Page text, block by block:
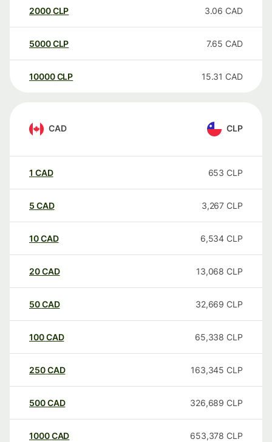
2000CLP 3.06 CAD
5000CLP 7.65 CAD
10000 CLP 15.31 CAD
CAD CLP
1 CAD 653 CLP
5 CAD 3,267 CLP
10CAD 6,534 CLP
20CAD 13,068 CLP
50CAD 32,669 CLP
100CAD 65,338 CLP
250CAD 163,345 CLP
500CAD 326,689 CLP
1000CAD 653,378 CLP